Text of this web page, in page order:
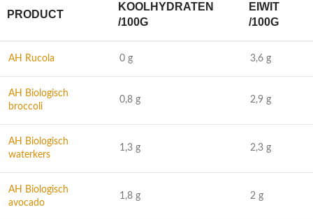
PRODUCT
KOOLHYDRATEN
/100G
EIWIT
/100G
AH Rucola 0 g 3,6 g
AH Biologisch
broccoli
0,8 g 2,9 g
AH Biologisch
waterkers
1,3 g 2,3 g
AH Biologisch
avocado
1,8 g 2 g